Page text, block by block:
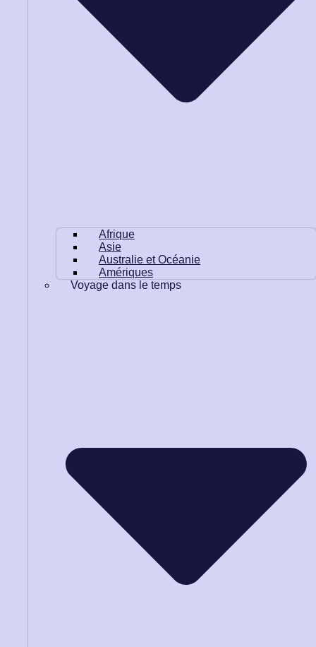
Afrique
Asie
Australie et Océanie
Amériques
Voyage dans le temps